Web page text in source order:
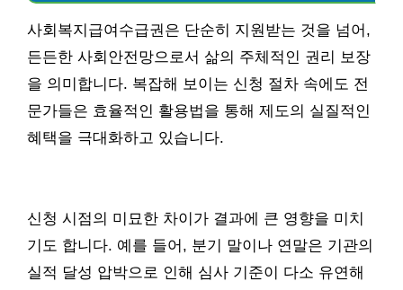
사회복지급여수급권은 단순히 지원받는 것을 넘어,
든든한 사회안전망으로서 삶의 주체적인 권리 보장
을 의미합니다. 복잡해 보이는 신청 절차 속에도 전
문가들은 효율적인 활용법을 통해 제도의 실질적인
혜택을 극대화하고 있습니다.
신청 시점의 미묘한 차이가 결과에 큰 영향을 미치
기도 합니다. 예를 들어, 분기 말이나 연말은 기관의
실적 달성 압박으로 인해 심사 기준이 다소 유연해